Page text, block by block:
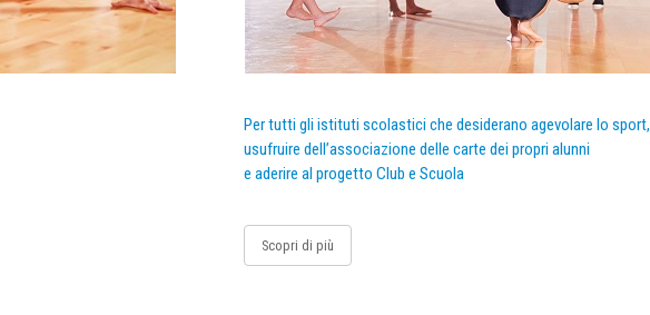
Per tutti gli istituti scolastici che desiderano agevolare lo sport,
usufruire dell’associazione delle carte dei propri alunni
e aderire al progetto Club e Scuola
Scopri di più